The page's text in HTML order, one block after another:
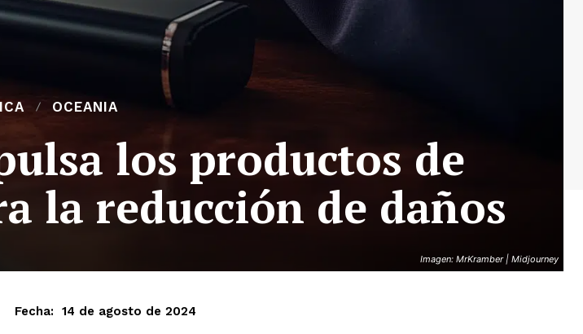
Imagen: MrKramber | Midjourney
OCEANIA
los productos de
la reducción de daños
Fecha: 14 de agosto de 2024